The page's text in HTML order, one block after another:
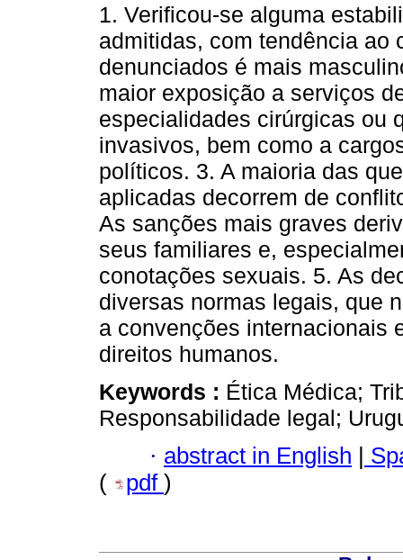
1. Verificou-se alguma
admitidas, com tendência ao
denunciados é mais
maior exposição a serviços
especialidades cirúrgicas ou
invasivos, bem como a
políticos. 3. A maioria das
aplicadas decorrem de
As sanções mais graves
seus familiares e,
conotações sexuais. 5. As
diversas normas legais, que
a convenções internacionais
direitos humanos.
Keywords : Ética Médica;
Responsabilidade legal;
· abstract in English
(
pdf )